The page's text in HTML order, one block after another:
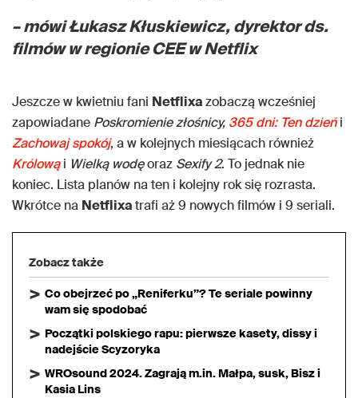
– mówi Łukasz Kłuskiewicz, dyrektor ds.
filmów w regionie CEE w Netflix
Jeszcze w kwietniu fani Netflixazobaczą wcześniej
zapowiadane Poskromienie złośnicy, 365 dni: Ten dzień i
Zachowaj spokój, a w kolejnych miesiącach również
Królową i Wielką wodęoraz Sexify 2. To jednak nie
koniec. Lista planów na ten i kolejny rok się rozrasta.
Wkrótce na Netflixatrafi aż 9 nowych filmów i 9 seriali.
Zobacz także
Co obejrzeć po „Reniferku”? Te seriale powinny
wam się spodobać
Początki polskiego rapu: pierwsze kasety, dissy i
nadejście Scyzoryka
WROsound 2024. Zagrają m.in. Małpa, susk, Bisz i
Kasia Lins